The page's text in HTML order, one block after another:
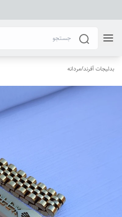
بدلیجات آفرند/مردانه